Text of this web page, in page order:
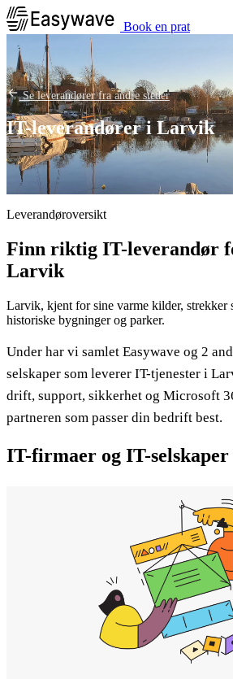
Book en prat
Se leverandører fra andre steder
IT-leverandører i Larvik
Leverandøroversikt
Finn riktig IT-leverandør
Larvik
Larvik, kjent for sine varme kilder, strekker
historiske bygninger og parker.
Under har vi samlet Easywave og 2
selskaper som leverer IT-tjenester i
drift, support, sikkerhet og Microsoft
partneren som passer din bedrift best.
IT-firmaer og IT-